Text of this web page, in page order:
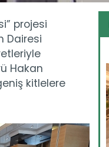
projesi
Dairesi
Hakan
kitlelere